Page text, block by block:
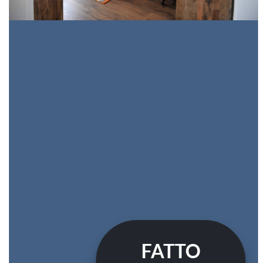
FATTO